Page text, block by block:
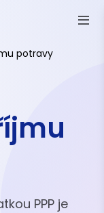
potravy
PPP je